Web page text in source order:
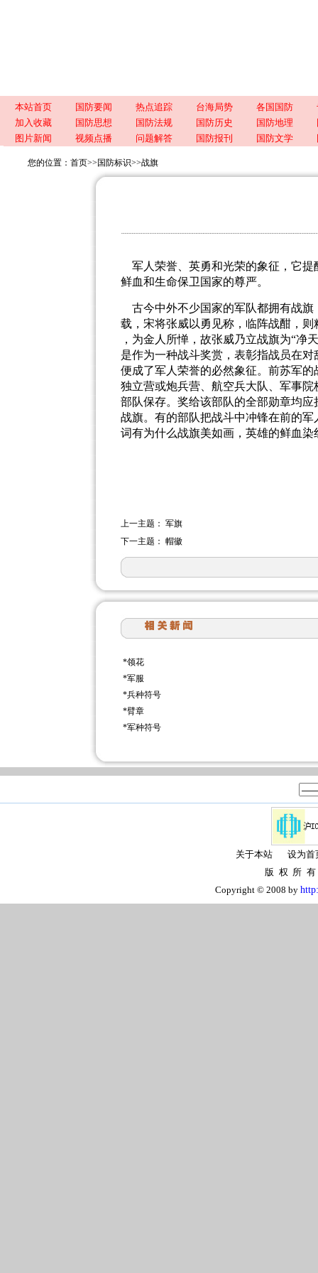
本站首页 国防要闻 热点追踪 台海局势 各国国防
加入收藏
国防思想 国防法规 国防历史 国防地理
图片新闻
视频点播 问题解答 国防报刊 国防文学
您的位置： 首页>> 国防标识>>战旗
军人荣誉、英勇和光荣的象征，它提
鲜血和生命保卫国家的尊严。
古今中外不少国家的军队都拥有战
载，宋将张威以勇见称，临阵战酣，
，为金人所惮，故张威乃立战旗为“净
是作为一种战斗奖赏，表彰指战员在
便成了军人荣誉的必然象征。前苏军
独立营或炮兵营、航空兵大队、军事
部队保存。奖给该部队的全部勋章均
战旗。有的部队把战斗中冲锋在前的
词有为什么战旗美如画，英雄的鲜血染
上一主题： 军旗
下一主题： 帽徽
*领花
*军服
*兵种符号
*臂章
*军种符号